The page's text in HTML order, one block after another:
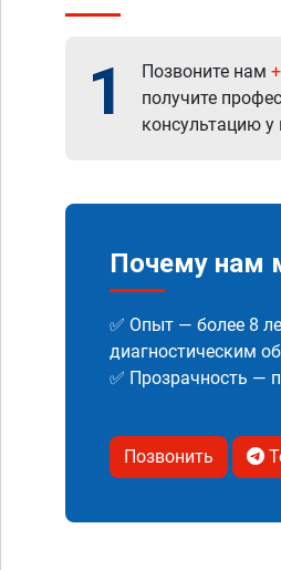
1 Позвоните нам
получите
консультацию у
Почему нам
✅ Опыт — более 8
диагностическим
✅ Прозрачность —
Позвонить